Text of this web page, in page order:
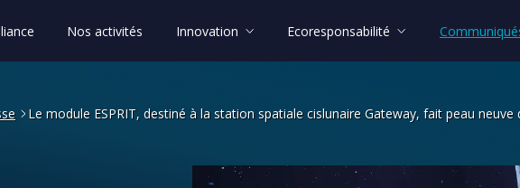
Nos activités Innovation Ecoresponsabilité
Le module ESPRIT, destiné à la station spatiale cislunaire Gateway, fait peau